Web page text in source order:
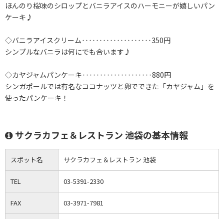
ほんのり桜味のシロップとバニラアイスのハーモニーが嬉しいパン
ケーキ♪
◇バニラアイスクリーム‥‥‥‥‥‥‥‥‥‥350円
シンプルなバニラは何にでも合います♪
◇カヤジャムパンケーキ‥‥‥‥‥‥‥‥‥‥880円
シンガポールでは有名なココナッツと卵でできた「カヤジャム」を
使ったパンケーキ！
サクラカフェ＆レストラン 池袋の基本情報
スポット名 サクラカフェ＆レストラン 池袋
TEL 03-5391-2330
FAX 03-3971-7981